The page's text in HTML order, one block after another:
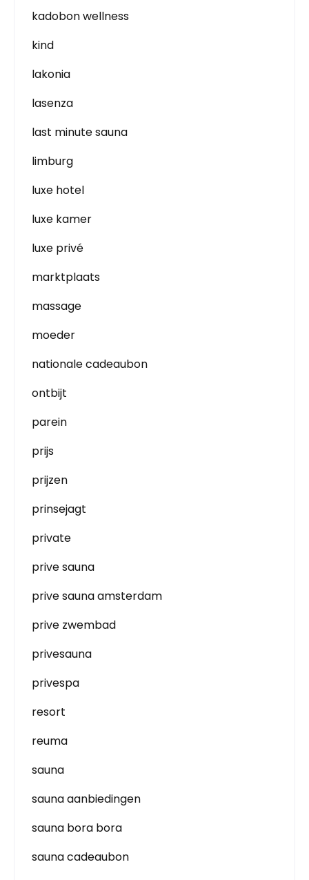
kadobon wellness
kind
lakonia
lasenza
last minute sauna
limburg
luxe hotel
luxe kamer
luxe privé
marktplaats
massage
moeder
nationale cadeaubon
ontbijt
parein
prijs
prijzen
prinsejagt
private
prive sauna
prive sauna amsterdam
prive zwembad
privesauna
privespa
resort
reuma
sauna
sauna aanbiedingen
sauna bora bora
sauna cadeaubon